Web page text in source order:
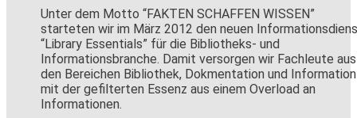
Unter dem Motto “FAKTEN SCHAFFEN WISSEN”
starteten wir im März 2012 den neuen
“Library Essentials” für die Bibliotheks- und
Informationsbranche. Damit versorgen wir Fachleute aus
den Bereichen Bibliothek, Dokmentation und Information
mit der gefilterten Essenz aus einem Overload an
Informationen.